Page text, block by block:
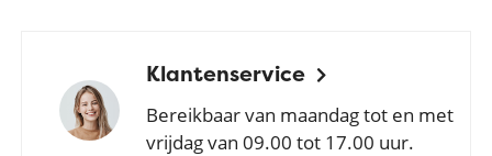
Klantenservice
Bereikbaar van maandag tot en met
vrijdag van 09.00 tot 17.00 uur.